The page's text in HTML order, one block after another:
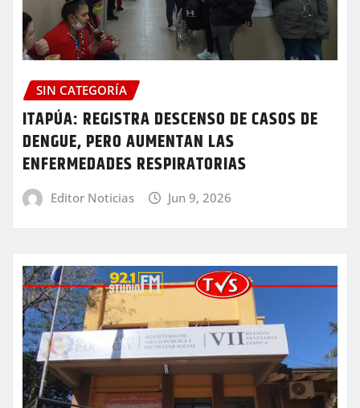
SIN CATEGORÍA
ITAPÚA: REGISTRA DESCENSO DE CASOS DE
DENGUE, PERO AUMENTAN LAS
ENFERMEDADES RESPIRATORIAS
Editor Noticias Jun 9, 2026